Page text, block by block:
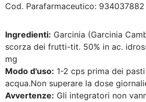
Cod. Parafarmaceutico: 934037882
Ingredienti: Garcinia (Garcinia
scorza dei frutti-tit. 50% in ac.
mg
Modo d'uso: 1-2 cps prima dei
acqua.Non superare la dose
Avvertenze: Gli integratori non